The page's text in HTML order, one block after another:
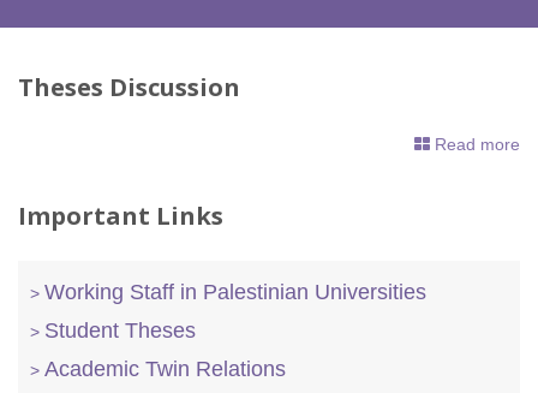
Theses Discussion
Read more
Important Links
Working Staff in Palestinian Universities
Student Theses
Academic Twin Relations